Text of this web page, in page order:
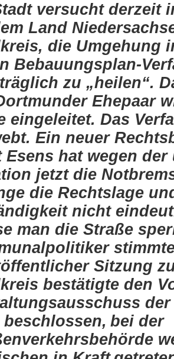
versucht derzeit
Land
die Umgehung
Bebauungsplan-
zu „heilen“.
Ehepaar
eingeleitet. Das
Ein neuer
Esens hat wegen
jetzt die
die Rechtslage
nicht
man die Straße
Sitzung
bestätigte den
beschlossen, bei der